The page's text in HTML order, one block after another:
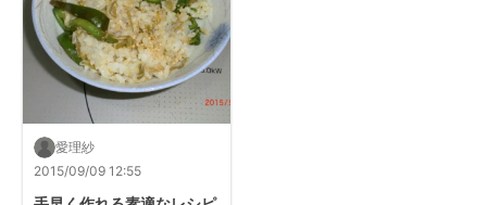
愛理紗
2015/09/09 12:55